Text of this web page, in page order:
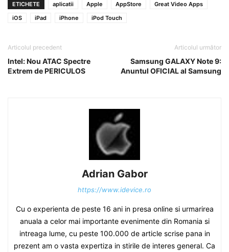
ETICHETE aplicatii Apple AppStore
Great Video Apps
iOS
iPad iPhone iPod Touch
Articolul precedent
Intel: Nou ATAC Spectre
Extrem de PERICULOS
Articolul următor
Samsung GALAXY Note 9:
Anuntul OFICIAL al Samsung
Adrian Gabor
https://www.idevice.ro
Cu o experienta de peste 16 ani in presa online si urmarirea
anuala a celor mai importante evenimente din Romania si
intreaga lume, cu peste 100.000 de article scrise pana in
prezent am o vasta expertiza in stirile de interes general. Ca